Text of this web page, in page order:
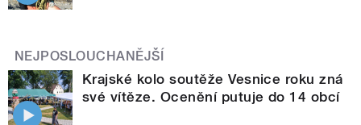
NEJPOSLOUCHANĚJŠÍ
Krajské kolo soutěže Vesnice roku zná
své vítěze. Ocenění putuje do 14 obcí